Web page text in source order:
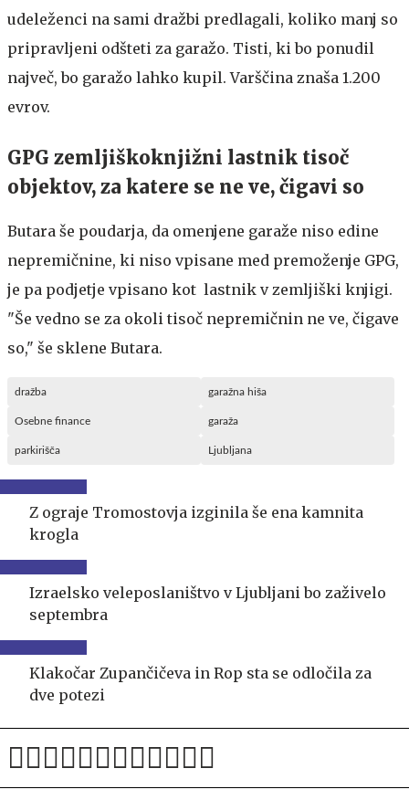
udeleženci na sami dražbi predlagali, koliko manj so
pripravljeni odšteti za garažo. Tisti, ki bo ponudil
največ, bo garažo lahko kupil. Varščina znaša 1.200
evrov.
GPG zemljiškoknjižni lastnik tisoč
objektov, za katere se ne ve, čigavi so
Butara še poudarja, da omenjene garaže niso edine
nepremičnine, ki niso vpisane med premoženje GPG,
je pa podjetje vpisano kot lastnik v zemljiški knjigi.
"Še vedno se za okoli tisoč nepremičnin ne ve, čigave
so," še sklene Butara.
dražba garažna hiša
Osebne finance garaža
parkirišča Ljubljana
Z ograje Tromostovja izginila še ena kamnita
krogla
Izraelsko veleposlaništvo v Ljubljani bo zaživelo
septembra
Klakočar Zupančičeva in Rop sta se odločila za
dve potezi